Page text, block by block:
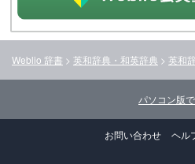
Weblio 辞書 > 英和辞典・和英辞典 > 英和
パソコン版
お問い合わせ ヘル